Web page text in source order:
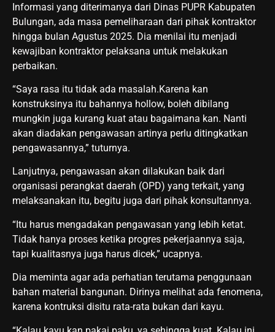
Informasi yang diterimanya dari Dinas PUPR Kabupaten
Bulungan, ada masa pemeliharaan dari pihak kontraktor
hingga bulan Agustus 2025. Dia menilai itu menjadi
kewajiban kontraktor pelaksana untuk melakukan
perbaikan.
“Saya rasa itu tidak ada masalah.Karena kan
konstruksinya itu bahannya hollow, boleh dibilang
mungkin juga kurang kuat atau bagaimana kan. Nanti
akan diadakan pengawasan artinya perlu ditingkatkan
pengawasannya,” tuturnya.
Lanjutnya, pengawasan akan dilakukan baik dari
organisasi perangkat daerah (OPD) yang terkait, yang
melaksanakan itu, begitu juga dari pihak konsultannya.
“Itu harus mengadakan pengawasan yang lebih ketat.
Tidak hanya proses ketika progres pekerjaannya saja,
tapi kualitasnya juga harus dicek,” ucapnya.
Dia meminta agar ada perhatian terutama penggunaan
bahan material bangunan. Dirinya melihat ada fenomena,
karena kontruksi disitu rata-rata bukan dari kayu.